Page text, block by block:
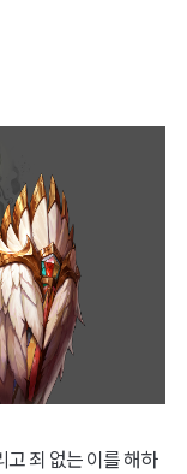
죄 없는 이를 해하